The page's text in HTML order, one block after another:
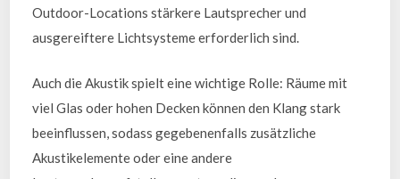
Outdoor-Locations stärkere Lautsprecher und
ausgereiftere Lichtsysteme erforderlich sind.
Auch die Akustik spielt eine wichtige Rolle: Räume mit
viel Glas oder hohen Decken können den Klang stark
beeinflussen, sodass gegebenenfalls zusätzliche
Akustikelemente oder eine andere